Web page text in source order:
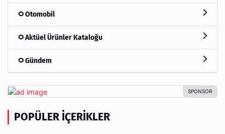
Otomobil
Aktüel Ürünler Kataloğu
Gündem
POPÜLER İÇERIKLER